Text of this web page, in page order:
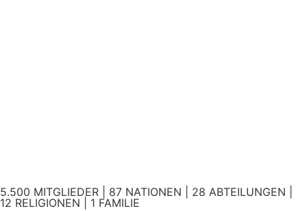
5.500 MITGLIEDER | 87 NATIONEN | 28 ABTEILUNGEN |
12 RELIGIONEN | 1 FAMILIE